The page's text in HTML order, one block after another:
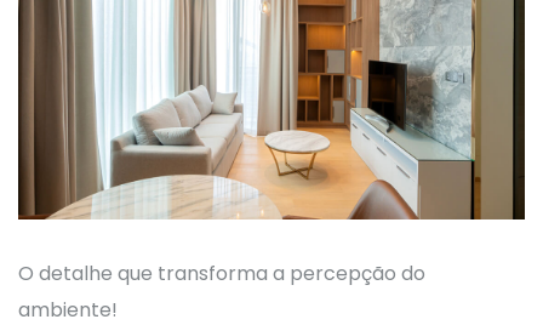
O detalhe que transforma a percepção do
ambiente!